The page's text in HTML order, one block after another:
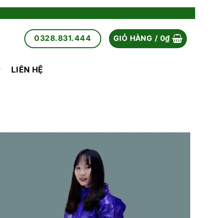
0328.831.444 GIỎ HÀNG / 0₫
LIÊN HỆ